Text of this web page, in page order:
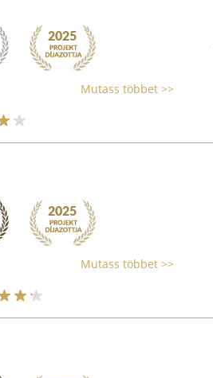
Mutass többet >>
Mutass többet >>